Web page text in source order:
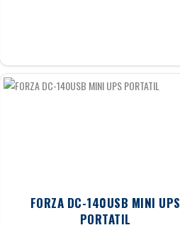
FORZA DC-140USB MINI UPS
PORTATIL